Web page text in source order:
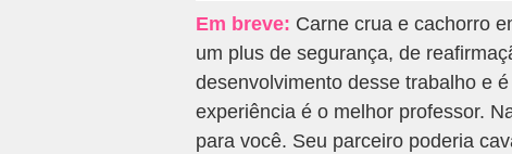
Em breve: Carne crua e cachorro
um plus de segurança, de
desenvolvimento desse trabalho e
experiência é o melhor professor.
para você. Seu parceiro poderia